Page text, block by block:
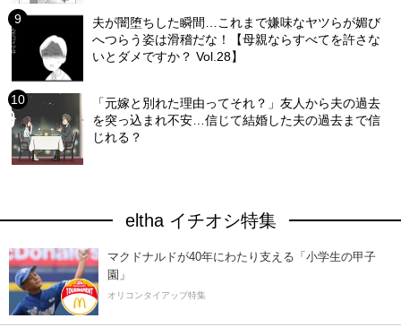
夫が闇堕ちした瞬間…これまで嫌味なヤツらが媚び
へつらう姿は滑稽だな！【母親ならすべてを許さな
いとダメですか？ Vol.28】
「元嫁と別れた理由ってそれ？」友人から夫の過去
を突っ込まれ不安…信じて結婚した夫の過去まで信
じれる？
eltha イチオシ特集
マクドナルドが40年にわたり支える「小学生の甲子
園」
オリコンタイアップ特集